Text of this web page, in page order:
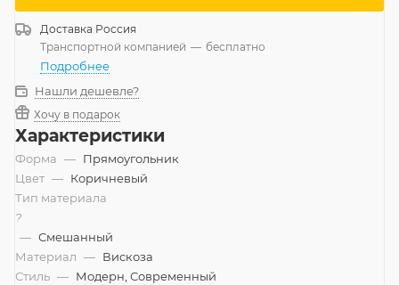
Доставка Россия
Транспортной компанией — бесплатно
Подробнее
Нашли дешевле?
Хочу в подарок
Характеристики
Форма — Прямоугольник
Цвет — Коричневый
Тип материала
?
— Смешанный
Материал — Вискоза
Стиль — Модерн, Современный